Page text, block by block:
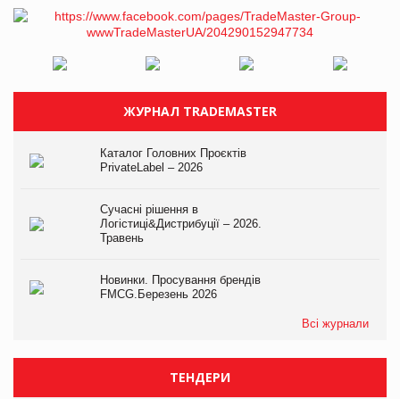
ЖУРНАЛ TRADEMASTER
Каталог Головних Проєктів
PrivateLabel – 2026
Сучасні рішення в
Логістиці&Дистрибуції – 2026.
Травень
Новинки. Просування брендів
FMCG.Березень 2026
Всі журнали
ТЕНДЕРИ